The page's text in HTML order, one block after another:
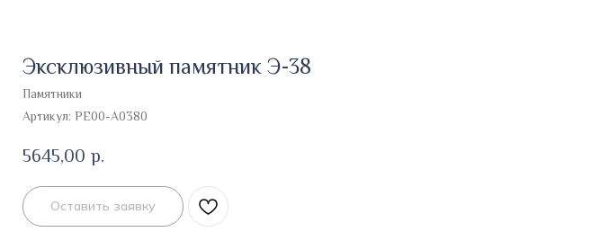
Эксклюзивный памятник Э-38
Памятники
Артикул: PE00-A0380
5645,00 р.
Оставить заявку